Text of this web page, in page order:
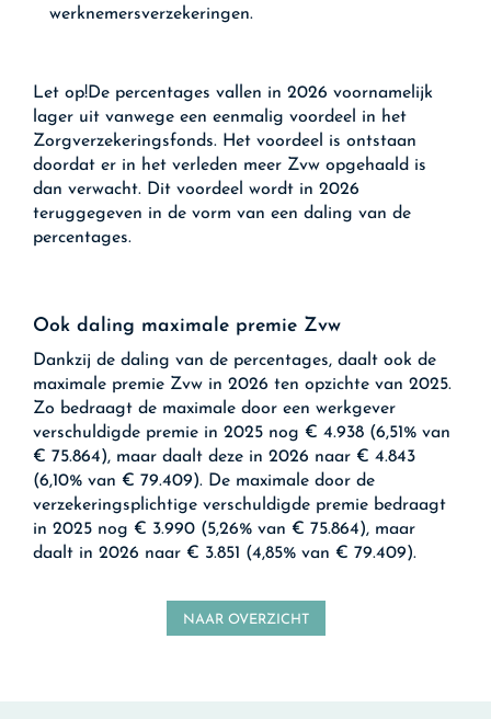
werknemersverzekeringen.
Let op!De percentages vallen in 2026 voornamelijk
lager uit vanwege een eenmalig voordeel in het
Zorgverzekeringsfonds. Het voordeel is ontstaan
doordat er in het verleden meer Zvw opgehaald is
dan verwacht. Dit voordeel wordt in 2026
teruggegeven in de vorm van een daling van de
percentages.
Ook daling maximale premie Zvw
Dankzij de daling van de percentages, daalt ook de
maximale premie Zvw in 2026 ten opzichte van 2025.
Zo bedraagt de maximale door een werkgever
verschuldigde premie in 2025 nog € 4.938 (6,51% van
€ 75.864), maar daalt deze in 2026 naar € 4.843
(6,10% van € 79.409). De maximale door de
verzekeringsplichtige verschuldigde premie bedraagt
in 2025 nog € 3.990 (5,26% van € 75.864), maar
daalt in 2026 naar € 3.851 (4,85% van € 79.409).
NAAR OVERZICHT